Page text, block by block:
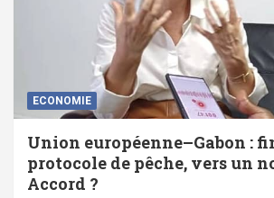
ECONOMIE
Union européenne–Gabon :
protocole de pêche, vers un
Accord ?